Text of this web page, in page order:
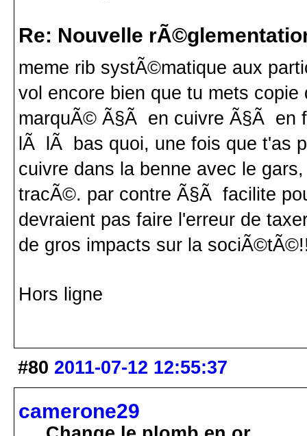
Re: Nouvelle
meme rib systÃ©matique aux
vol encore bien que tu mets
marquÃ© Ã§Ã en cuivre Ã§Ã
lÃ lÃ bas quoi, une fois que t'as
cuivre dans la benne avec le
tracÃ©. par contre Ã§Ã facilite
devraient pas faire l'erreur de
de gros impacts sur la
Hors ligne
#80 2011-07-12 12:55:37
camerone29